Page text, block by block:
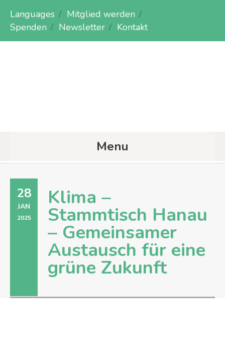
Languages
Mitglied werden
Spenden
Newsletter Kontakt
Menu
28
JAN
2025
Klima –
Stammtisch Hanau
– Gemeinsamer
Austausch für eine
grüne Zukunft